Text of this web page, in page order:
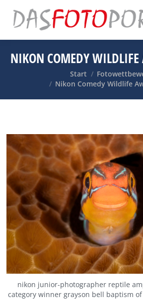
NIKON COMEDY
Sie befinden sich hier:
Start
Nikon Comedy Wildlife
nikon junior-photographer reptile
category winner grayson bell baptism